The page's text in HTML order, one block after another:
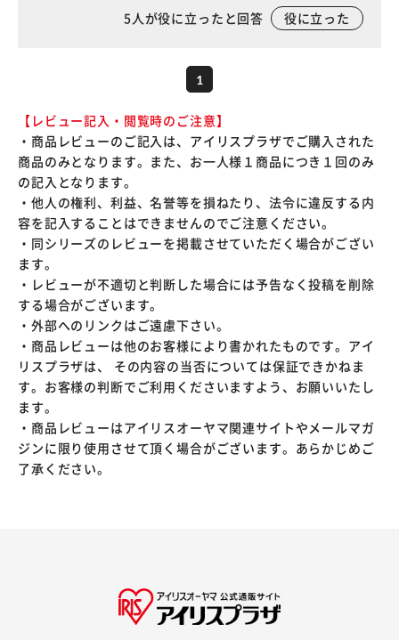
5人が役に立ったと回答 役に立った
1
【レビュー記入・閲覧時のご注意】
・商品レビューのご記入は、アイリスプラザでご購入された
商品のみとなります。また、お一人様１商品につき１回のみ
の記入となります。
・他人の権利、利益、名誉等を損ねたり、法令に違反する内
容を記入することはできませんのでご注意ください。
・同シリーズのレビューを掲載させていただく場合がござい
ます。
・レビューが不適切と判断した場合には予告なく投稿を削除
する場合がございます。
・外部へのリンクはご遠慮下さい。
・商品レビューは他のお客様により書かれたものです。アイ
リスプラザは、 その内容の当否については保証できかねま
す。お客様の判断でご利用くださいますよう、お願いいたし
ます。
・商品レビューはアイリスオーヤマ関連サイトやメールマガ
ジンに限り使用させて頂く場合がございます。あらかじめご
了承ください。